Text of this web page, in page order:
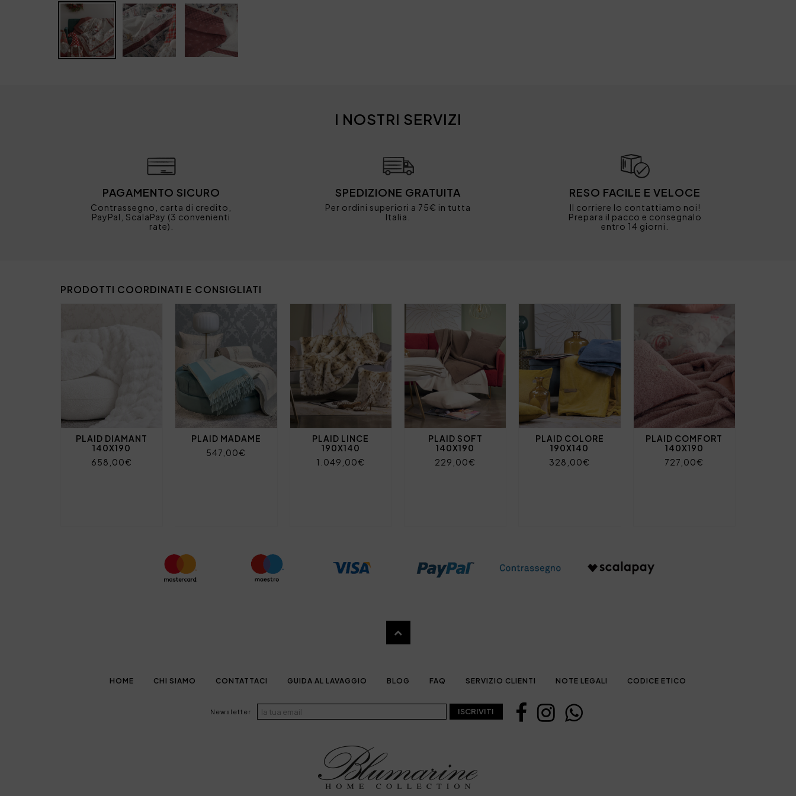
I NOSTRI SERVIZI
PAGAMENTO SICURO
Contrassegno, carta di credito,
PayPal, ScalaPay (3 convenienti
rate).
SPEDIZIONE GRATUITA
Per ordini superiori a 75€ in tutta
Italia.
RESO FACILE E VELOCE
Il corriere lo contattiamo noi!
Prepara il pacco e consegnalo
entro 14 giorni.
PRODOTTI COORDINATI E CONSIGLIATI
PLAID DIAMANT
140X190
658,00€
PLAID MADAME
547,00€
PLAID LINCE
190X140
1.049,00€
PLAID SOFT
140X190
229,00€
PLAID COLORE
190X140
328,00€
PLAID COMFORT
140X190
727,00€
HOME CHI SIAMO CONTATTACI GUIDA AL LAVAGGIO BLOG FAQ SERVIZIO CLIENTI NOTE LEGALI CODICE ETICO
Newsletter ISCRIVITI